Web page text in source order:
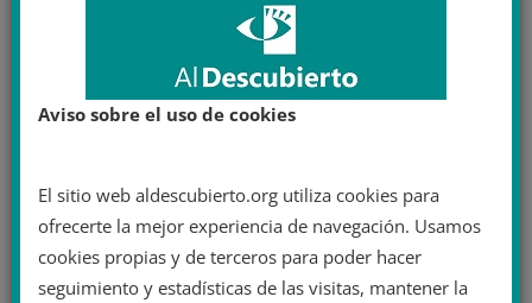
Aviso sobre el uso de cookies
El sitio web aldescubierto.org utiliza cookies para
ofrecerte la mejor experiencia de navegación. Usamos
cookies propias y de terceros para poder hacer
seguimiento y estadísticas de las visitas, mantener la